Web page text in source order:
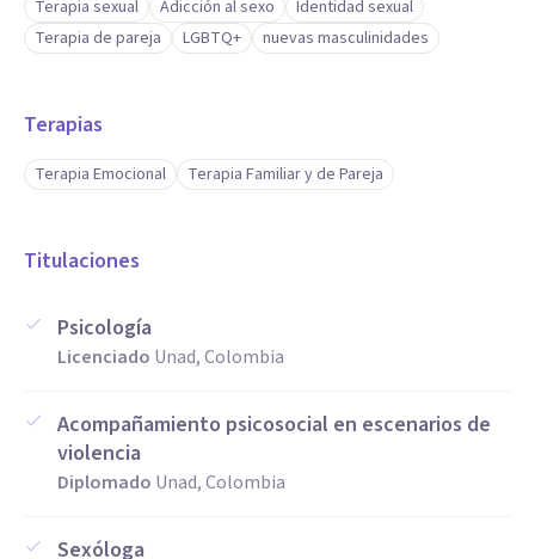
Terapia sexual
Adicción al sexo
Identidad sexual
Terapia de pareja
LGBTQ+ nuevas masculinidades
Terapias
Terapia Emocional Terapia Familiar y de Pareja
Titulaciones
Psicología
Licenciado Unad, Colombia
Acompañamiento psicosocial en escenarios de
violencia
Diplomado Unad, Colombia
Sexóloga